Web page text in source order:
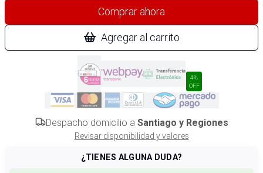
Comprar ahora
Agregar al carrito
4%
OFF
Despacho domicilio a Santiago y Regiones
Revisar disponibilidad y valores
¿TIENES ALGUNA DUDA?